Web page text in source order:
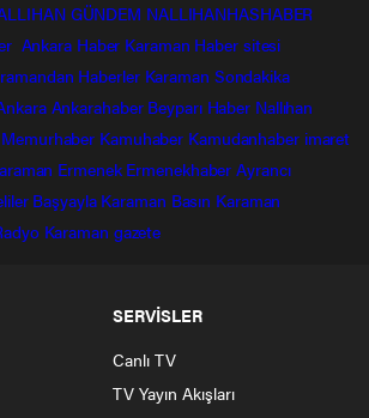
GÜNDEM NALLIHANHASHABER
Ankara Haber Karaman Haber sitesi
Haberler Karaman Sondakika
Ankarahaber Beyparı Haber Nallıhan
Memurhaber Kamuhaber Kamudanhaber imaret
Ermenek Ermenekhaber Ayrancı
Başyayla Karaman Basın Karaman
Karaman gazete
SERVİSLER
Canlı TV
TV Yayın Akışları